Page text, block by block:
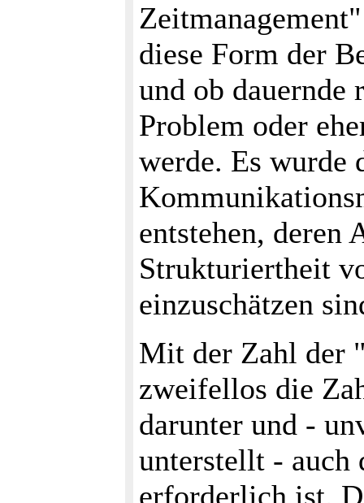
diese Form der
und ob dauernde
Problem oder
werde. Es wurde
entstehen, deren
Strukturiertheit
einzuschätzen
Mit der Zahl der
zweifellos die
darunter und -
unterstellt - auch
erforderlich ist.